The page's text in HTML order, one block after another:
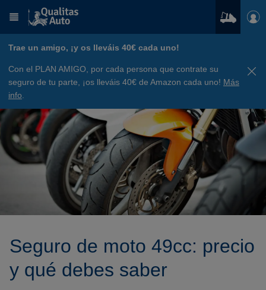
Trae un amigo, ¡y os lleváis 40€ cada uno!
Con el PLAN AMIGO, por cada persona que contrate su
seguro de tu parte, ¡os lleváis 40€ de Amazon cada uno! Más
info
Seguro de moto 49cc: precio
y qué debes saber